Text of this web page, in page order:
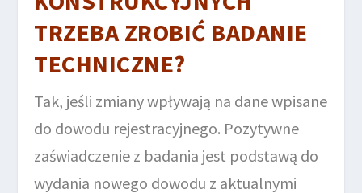
TRZEBA ZROBIĆ BADANIE
TECHNICZNE?
Tak, jeśli zmiany wpływają na dane wpisane
do dowodu rejestracyjnego. Pozytywne
zaświadczenie z badania jest podstawą do
wydania nowego dowodu z aktualnymi